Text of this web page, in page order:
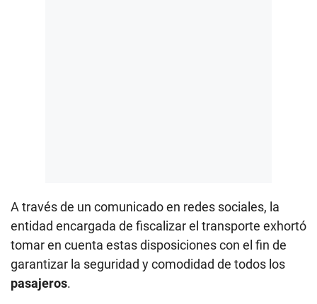
A través de un comunicado en redes sociales, la
entidad encargada de fiscalizar el transporte exhortó
tomar en cuenta estas disposiciones con el fin de
garantizar la seguridad y comodidad de todos los
pasajeros.